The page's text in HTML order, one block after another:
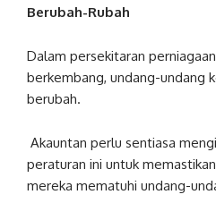
Berubah-Rubah
Dalam persekitaran
berkembang, undang-undang
berubah.
Akauntan perlu sentiasa
peraturan ini untuk
mereka mematuhi undang-